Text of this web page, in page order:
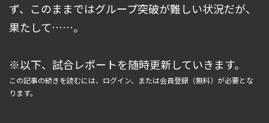
ず、このままではグループ突破が難しい状況だが、
果たして……。
※以下、試合レポートを随時更新していきます。
この記事の続きを読むには、ログイン、または会員登録（無料）が必要とな
ります。